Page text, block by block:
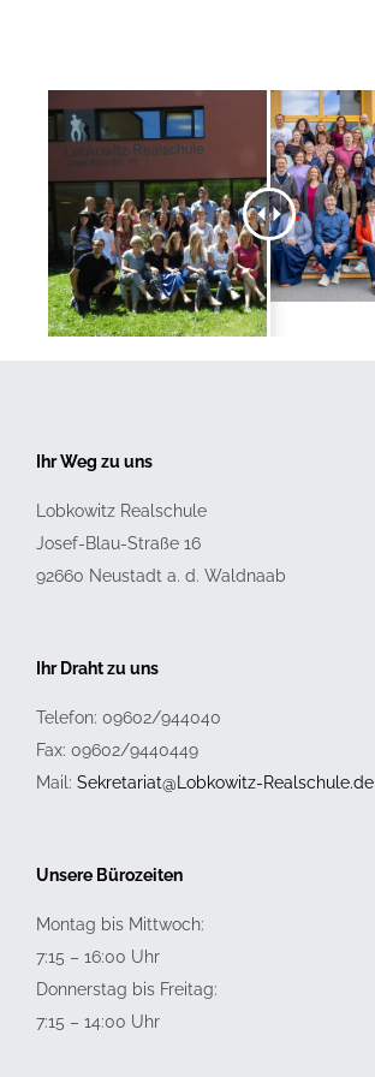
Ihr Weg zu uns
Lobkowitz Realschule
Josef-Blau-Straße 16
92660 Neustadt a. d. Waldnaab
Ihr Draht zu uns
Telefon: 09602/944040
Fax: 09602/9440449
Mail: Sekretariat@Lobkowitz-Realschule.de
Unsere Bürozeiten
Montag bis Mittwoch:
7:15 – 16:00 Uhr
Donnerstag bis Freitag:
7:15 – 14:00 Uhr